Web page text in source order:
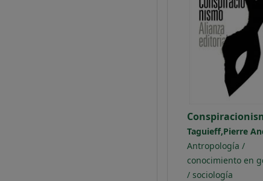
Taguieff,Pierre
Antropología /
conocimiento en
/ sociología